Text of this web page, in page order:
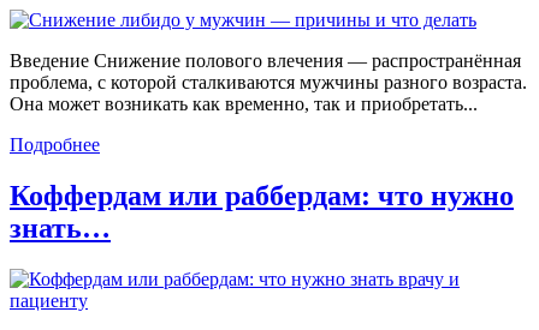
Введение Снижение полового влечения — распространённая
проблема, с которой сталкиваются мужчины разного возраста.
Она может возникать как временно, так и приобретать...
Подробнее
Коффердам или раббердам: что нужно
знать…